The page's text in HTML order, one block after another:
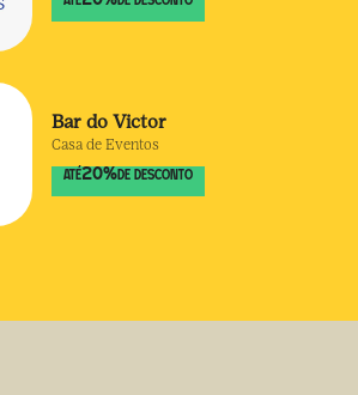
Bar do Victor
Casa de Eventos
ATÉ20% DE DESCONTO